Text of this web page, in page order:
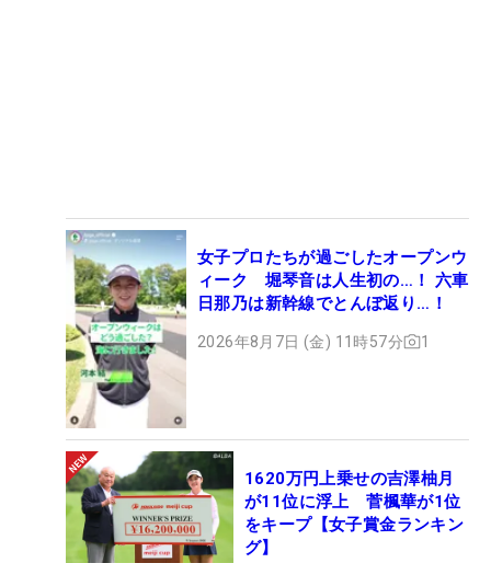
女子プロたちが過ごしたオープンウ
ィーク 堀琴音は人生初の…！ 六車
日那乃は新幹線でとんぼ返り…！
2026年8月7日 (金) 11時57分 1
1620万円上乗せの吉澤柚月
が11位に浮上 菅楓華が1位
をキープ【女子賞金ランキン
グ】